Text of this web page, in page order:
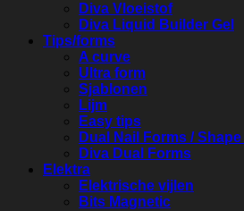
Diva Vloeistof
Diva Liquid Builder Gel
Tips/forms
A curve
Ultra form
Sjablonen
Lijm
Easy tips
Dual Nail Forms / Shape
Diva Dual Forms
Elektra
Elektrische vijlen
Bits Magnetic